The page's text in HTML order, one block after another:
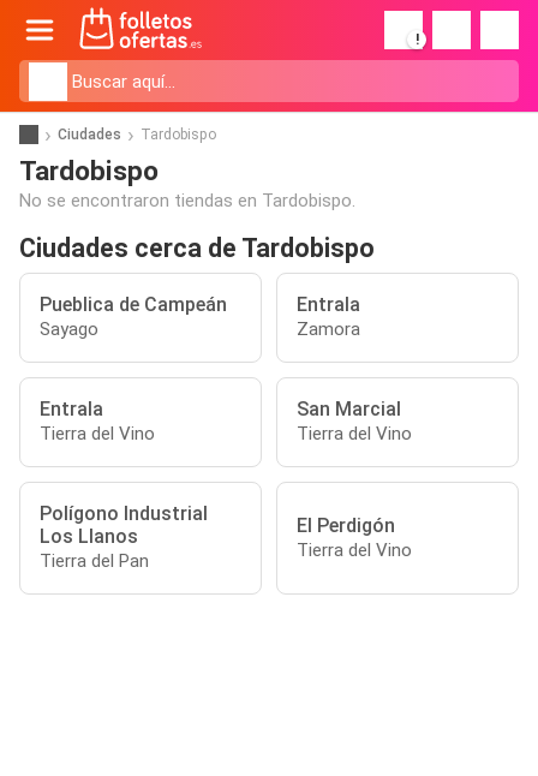
!
Ciudades Tardobispo
Tardobispo
No se encontraron tiendas en Tardobispo.
Ciudades cerca de Tardobispo
Pueblica de Campeán
Sayago
Entrala
Zamora
Entrala
Tierra del Vino
San Marcial
Tierra del Vino
Polígono Industrial
Los Llanos
Tierra del Pan
El Perdigón
Tierra del Vino